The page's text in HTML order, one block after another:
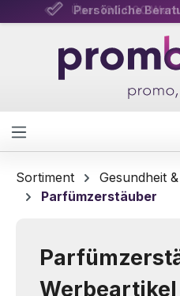
Zum Hauptinhalt springen
Persönliche
Sortiment Gesundheit
Parfümzerstäuber
Werbeartikel